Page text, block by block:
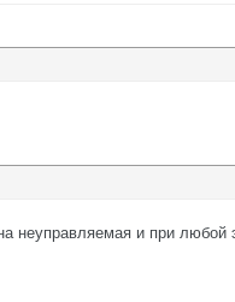
неуправляемая и при любой